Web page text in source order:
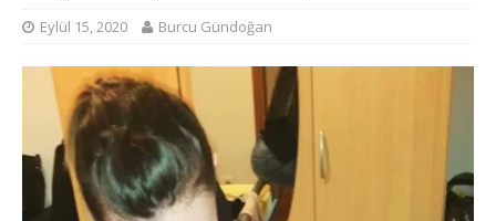
Eylül 15, 2020 Burcu Gündoğan